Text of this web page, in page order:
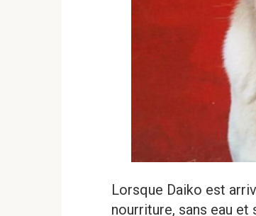
Lorsque Daiko est
nourriture, sans eau